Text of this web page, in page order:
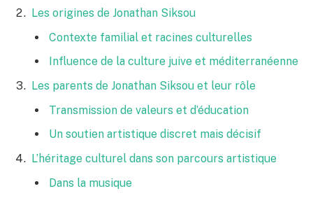
Les origines de Jonathan Siksou
Contexte familial et racines culturelles
Influence de la culture juive et méditerranéenne
Les parents de Jonathan Siksou et leur rôle
Transmission de valeurs et d’éducation
Un soutien artistique discret mais décisif
L’héritage culturel dans son parcours artistique
Dans la musique